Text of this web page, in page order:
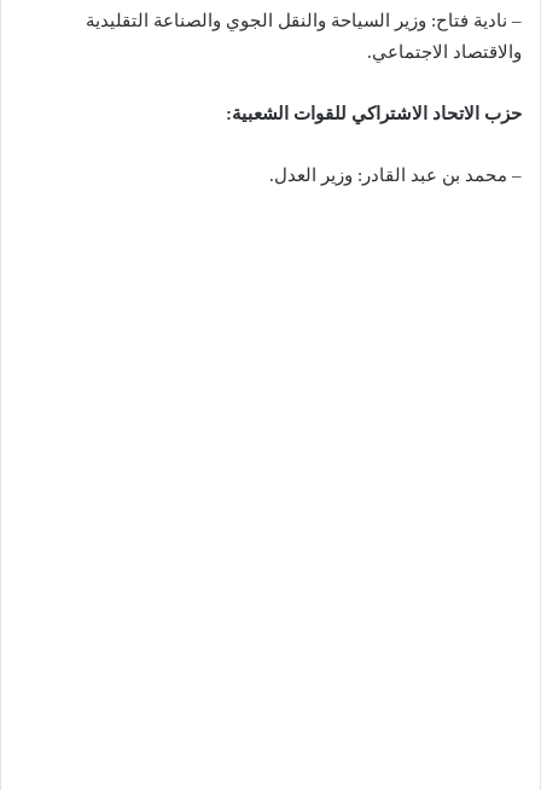
– نادية فتاح: وزير السياحة والنقل الجوي والصناعة التقليدية
والاقتصاد الاجتماعي.
حزب الاتحاد الاشتراكي للقوات الشعبية:
– محمد بن عبد القادر: وزير العدل.